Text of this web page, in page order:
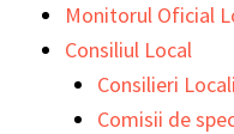
Monitorul Oficial
Consiliul Local
Consilieri Locali
Comisii de